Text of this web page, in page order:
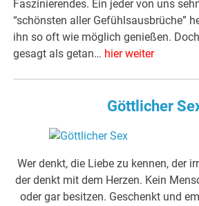
Faszinierendes. Ein jeder von uns
“schönsten aller Gefühlsausbrüche”
ihn so oft wie möglich genießen.
gesagt als getan… hier weiter
Göttlicher
Wer denkt, die Liebe zu kennen, der
der denkt mit dem Herzen. Kein
oder gar besitzen. Geschenkt und